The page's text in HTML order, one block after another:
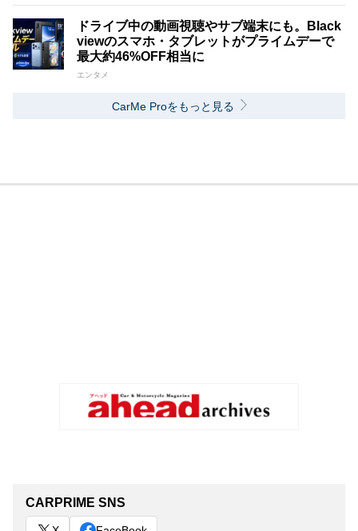
ドライブ中の動画視聴やサブ端末にも。Black
viewのスマホ・タブレットがプライムデーで
最大約46%OFF相当に
エンタメ
CarMe Proをもっと見る
CARPRIME SNS